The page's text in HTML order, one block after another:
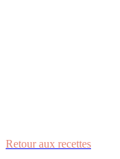
Retour aux recettes